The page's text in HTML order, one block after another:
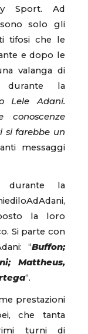
Sport. Ad
solo gli
tifosi che le
e dopo le
valanga di
durante la
Lele Adani.
conoscenze
si farebbe un
messaggi
durante la
la loro
Si parte con
“Buffon;
Mattheus,
“.
prestazioni
che tanta
turni di